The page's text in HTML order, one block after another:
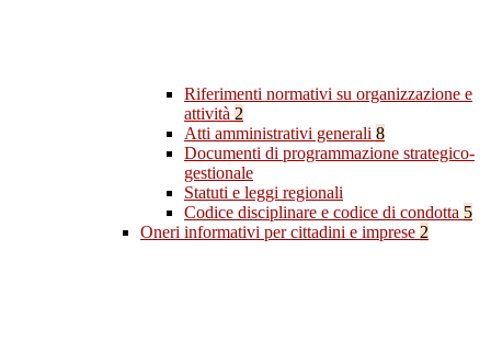
Riferimenti normativi su organizzazione e
attività 2
Atti amministrativi generali 8
Documenti di programmazione strategico-
gestionale
Statuti e leggi regionali
Codice disciplinare e codice di condotta 5
Oneri informativi per cittadini e imprese 2